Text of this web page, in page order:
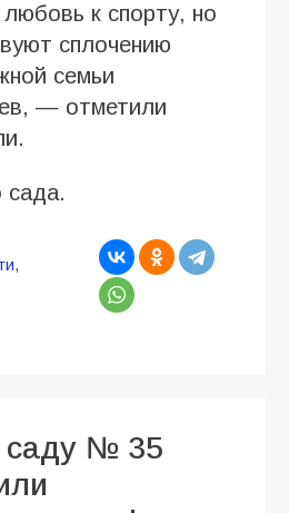
к спорту, но
сплочению
семьи
— отметили
сада.
,
саду № 35